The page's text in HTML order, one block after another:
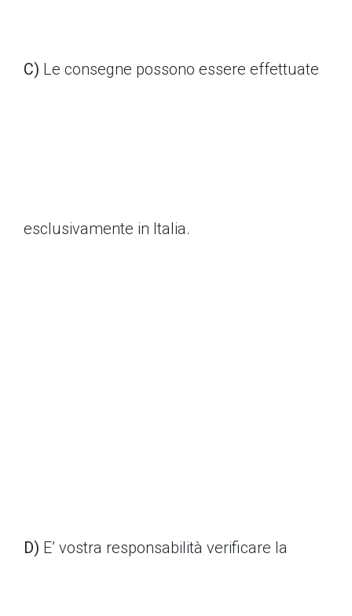
C) Le consegne possono essere effettuate
esclusivamente in Italia.
D) E’ vostra responsabilità verificare la